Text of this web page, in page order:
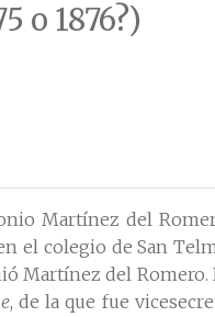
o 1876?)
Martínez del
el colegio de San
Martínez del
, de la que fue